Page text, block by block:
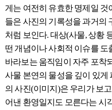
게는 여전히 유효한 명제일 것
들은 사진의 기록성을 과거의
처럼 보인다. 대상(사물, 상황
떤 개념이나 사회적 이슈를
바라보는 움직임이 자주 포착
사물 본연의 물성을 깊이 있게
의 사진(이미지)은 우리가 보
어낸 환영일지도 모른다는 시